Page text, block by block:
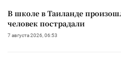
В школе в Таиланде
человек пострадали
7 августа 2026, 06:53